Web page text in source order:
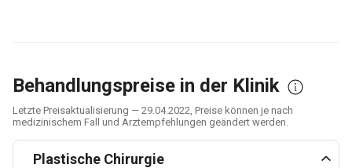
Behandlungspreise in der Klinik
Letzte Preisaktualisierung — 29.04.2022, Preise können je nach
medizinischem Fall und Arztempfehlungen geändert werden.
Plastische Chirurgie